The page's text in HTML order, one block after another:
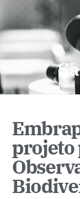
projeto